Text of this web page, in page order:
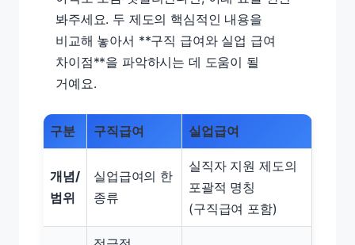
봐주세요. 두 제도의 핵심적인 내용을
비교해 놓아서 **구직 급여와 실업 급여
차이점**을 파악하시는 데 도움이 될
거예요.
구분 구직급여 실업급여
개념/
범위
실업급여의 한
종류
실직자 지원 제도의
포괄적 명칭
(구직급여 포함)